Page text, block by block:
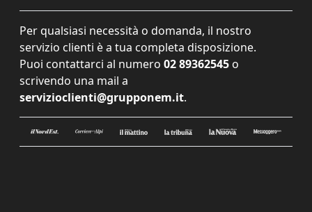
Per qualsiasi necessità o domanda, il nostro
servizio clienti è a tua completa disposizione.
Puoi contattarci al numero 02 89362545 o
scrivendo una mail a
servizioclienti@grupponem.it.